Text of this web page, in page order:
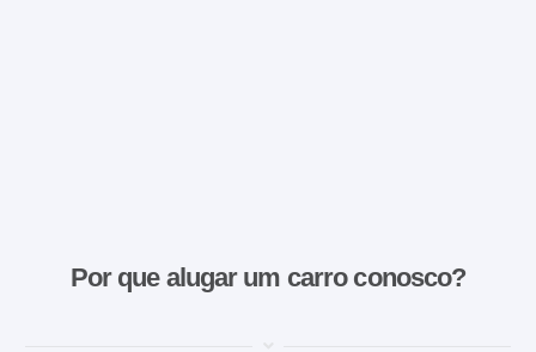
Por que alugar um carro conosco?